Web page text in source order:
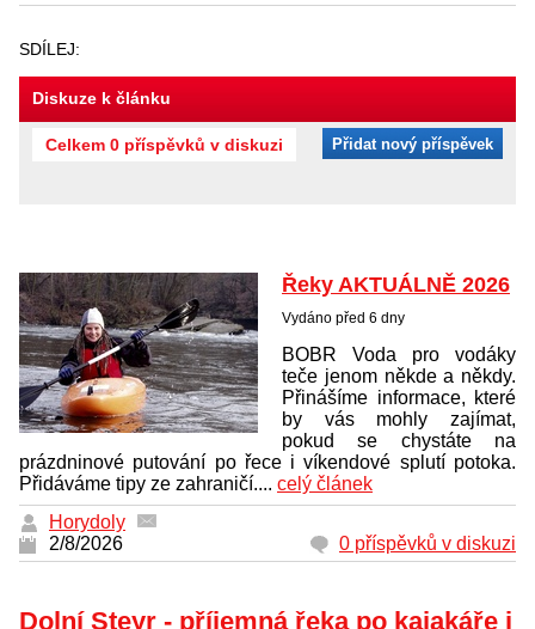
SDÍLEJ:
Diskuze k článku
Celkem 0 příspěvků v diskuzi Přidat nový příspěvek
Řeky AKTUÁLNĚ 2026
Vydáno před 6 dny
BOBR Voda pro vodáky
teče jenom někde a někdy.
Přinášíme informace, které
by vás mohly zajímat,
pokud se chystáte na
prázdninové putování po řece i víkendové splutí potoka.
Přidáváme tipy ze zahraničí.... celý článek
Horydoly
2/8/2026
0 příspěvků v diskuzi
Dolní Steyr - příjemná řeka po kajakáře i